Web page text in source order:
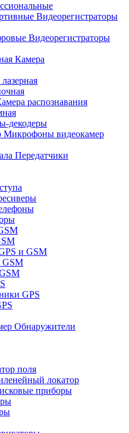
Видеорегистраторы
Видеорегистраторы
Камера
распознавания
декодеры
Микрофоны видеокамер
Передатчики
и GSM
GSM
GPS
Обнаружители
поля
локатор
приборы